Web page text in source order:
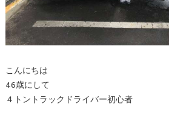
こんにちは
46歳にして
４トントラックドライバー初心者